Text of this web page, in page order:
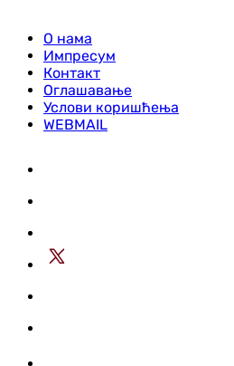
О нама
Импресум
Контакт
Оглашавање
Услови коришћења
WEBMAIL